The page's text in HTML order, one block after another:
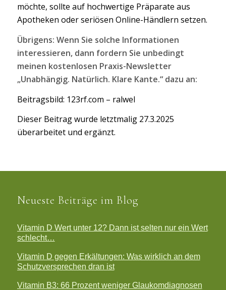
möchte, sollte auf hochwertige Präparate aus
Apotheken oder seriösen Online-Händlern setzen.
Übrigens: Wenn Sie solche Informationen
interessieren, dann fordern Sie unbedingt
meinen kostenlosen Praxis-Newsletter
„Unabhängig. Natürlich. Klare Kante.“ dazu an:
Beitragsbild: 123rf.com – ralwel
Dieser Beitrag wurde letztmalig 27.3.2025
überarbeitet und ergänzt.
Neueste Beiträge im Blog
Vitamin D Wert unter 12? Dann ist selten nur ein Wert
schlecht…
Vitamin D gegen Erkältungen: Was wirklich an dem
Schutzversprechen dran ist
Vitamin B3: 66 Prozent weniger Glaukomdiagnosen